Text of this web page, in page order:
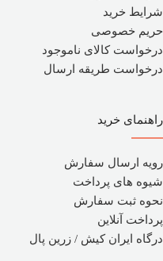
شرایط خرید
حریم خصوصی
درخواست کالای ناموجود
درخواست طریقه ارسال
راهنمای خرید
رویه ارسال سفارش
شیوه های پرداخت
نحوه ثبت سفارش
پرداخت آنلاین
درگاه ایران کیش / زرین پال